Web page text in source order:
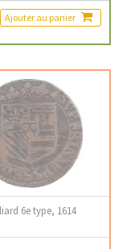
Ajouter au panier
6e type, 1614